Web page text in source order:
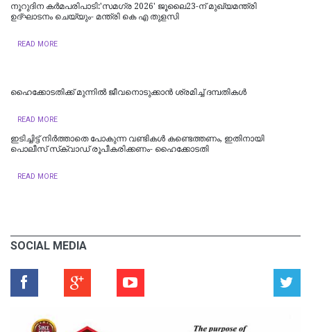
നൂറുദിന കർമപരിപാടി:'സമഗ്ര 2026' ജൂലൈ23-ന് മുഖ്യമന്ത്രി
ഉദ്ഘാടനം ചെയ്യും- മന്ത്രി കെ എ തുളസി
READ MORE
ഹൈക്കോടതിക്ക് മുന്നില്‍ ജീവനൊടുക്കാന്‍ ശ്രമിച്ച് ദമ്പതികള്‍
READ MORE
ഇടിച്ചിട്ട് നിര്‍ത്താതെ പോകുന്ന വണ്ടികള്‍ കണ്ടെത്തണം, ഇതിനായി
പൊലീസ് സ്‌ക്വാഡ് രൂപീകരിക്കണം- ഹൈക്കോടതി
READ MORE
SOCIAL MEDIA